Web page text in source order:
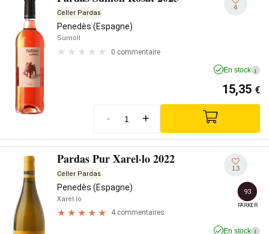
Celler Pardas
Penedès (Espagne)
Sumoll
0 commentaire
4
En stock i
15,35 €
- +
Pardas Pur Xarel·lo 2022
Celler Pardas
Penedès (Espagne)
Xarel·lo
4 commentaires
13
93
PARKER
En stock i